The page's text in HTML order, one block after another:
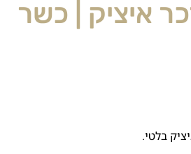
איציק | כשר
בלטי.